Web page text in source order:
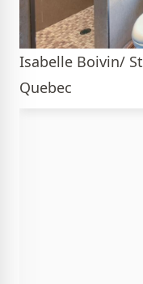
Isabelle Boivin/
Quebec